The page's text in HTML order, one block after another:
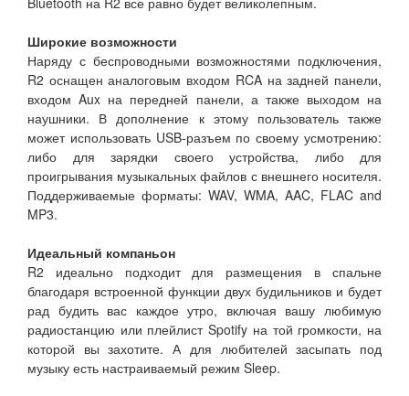
Широкие возможности
Наряду с беспроводными возможностями подключения,
R2 оснащен аналоговым входом RCA на задней панели,
входом Aux на передней панели, а также выходом на
наушники. В дополнение к этому пользователь также
может использовать USB-разъем по своему усмотрению:
либо для зарядки своего устройства, либо для
проигрывания музыкальных файлов с внешнего носителя.
Поддерживаемые форматы: WAV, WMA, AAC, FLAC and
MP3.
Идеальный компаньон
R2 идеально подходит для размещения в спальне
благодаря встроенной функции двух будильников и будет
рад будить вас каждое утро, включая вашу любимую
радиостанцию или плейлист Spotify на той громкости, на
которой вы захотите. А для любителей засыпать под
музыку есть настраиваемый режим Sleep.